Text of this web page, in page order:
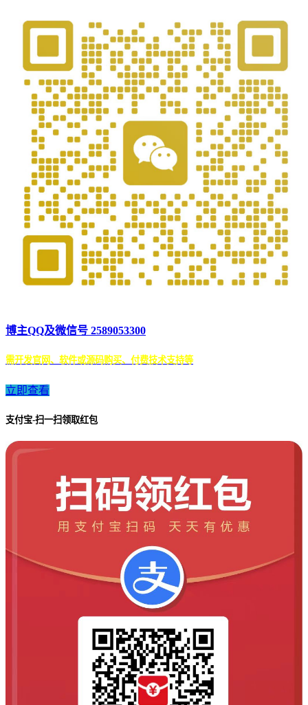
博主QQ及微信号 2589053300
需开发官网、软件或源码购买、付费技术支持等
立即查看
支付宝-扫一扫领取红包